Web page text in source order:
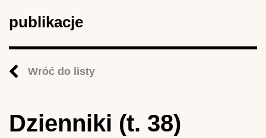
publikacje
Wróć do listy
Dzienniki (t. 38)